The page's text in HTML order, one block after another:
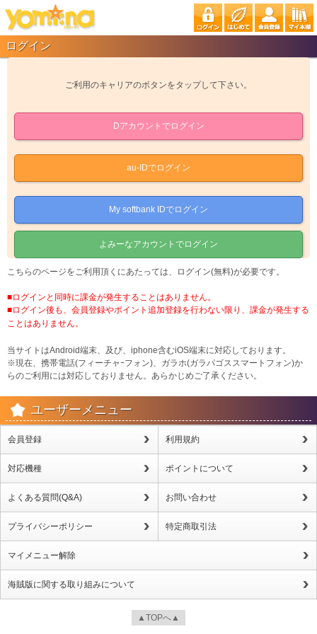
ログイン
ご利用のキャリアのボタンをタップして下さい。
Dアカウントでログイン
au-IDでログイン
My softbank IDでログイン
よみーなアカウントでログイン
こちらのページをご利用頂くにあたっては、ログイン(無料)が必要です。
■ログインと同時に課金が発生することはありません。
■ログイン後も、会員登録やポイント追加登録を行わない限り、課金が発生する
ことはありません。
当サイトはAndroid端末、及び、iphone含むiOS端末に対応しております。
※現在、携帯電話(フィーチャｰフォン)、ガラホ(ガラパゴススマートフォン)か
らのご利用には対応しておりません。あらかじめご了承ください。
ユーザーメニュー
会員登録 利用規約
対応機種 ポイントについて
よくある質問(Q&A) お問い合わせ
プライバシーポリシー 特定商取引法
マイメニュー解除
海賊版に関する取り組みについて
▲TOPへ▲